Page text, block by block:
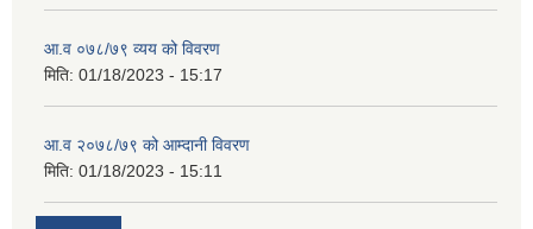
आ.व ०७८/७९ व्यय को विवरण
मिति: 01/18/2023 - 15:17
आ.व २०७८/७९ को आम्दानी विवरण
मिति: 01/18/2023 - 15:11